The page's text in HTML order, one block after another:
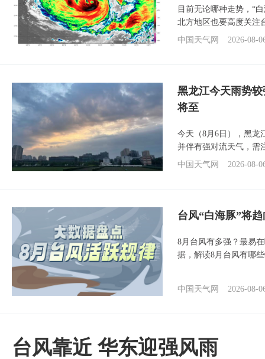
目前无论哪种走势，“
北方地区也要高度关注
中国天气网
2026-08-
黑龙江今天雨势
将至
今天（8月6日），黑龙
并伴有强对流天气，需
中国天气网
2026-08-
台风“白海豚”将
8月台风有多强？最易
据，解读8月台风有哪
中国天气网 2026-08-
台风靠近 华东迎强风雨